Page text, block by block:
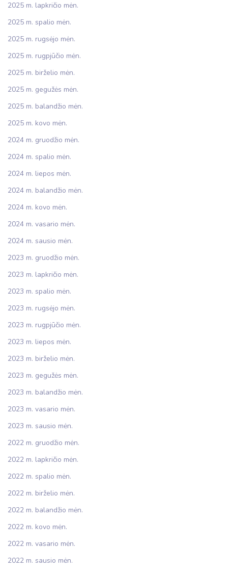
2025 m. lapkričio mėn.
2025 m. spalio mėn.
2025 m. rugsėjo mėn.
2025 m. rugpjūčio mėn.
2025 m. birželio mėn.
2025 m. gegužės mėn.
2025 m. balandžio mėn.
2025 m. kovo mėn.
2024 m. gruodžio mėn.
2024 m. spalio mėn.
2024 m. liepos mėn.
2024 m. balandžio mėn.
2024 m. kovo mėn.
2024 m. vasario mėn.
2024 m. sausio mėn.
2023 m. gruodžio mėn.
2023 m. lapkričio mėn.
2023 m. spalio mėn.
2023 m. rugsėjo mėn.
2023 m. rugpjūčio mėn.
2023 m. liepos mėn.
2023 m. birželio mėn.
2023 m. gegužės mėn.
2023 m. balandžio mėn.
2023 m. vasario mėn.
2023 m. sausio mėn.
2022 m. gruodžio mėn.
2022 m. lapkričio mėn.
2022 m. spalio mėn.
2022 m. birželio mėn.
2022 m. balandžio mėn.
2022 m. kovo mėn.
2022 m. vasario mėn.
2022 m. sausio mėn.